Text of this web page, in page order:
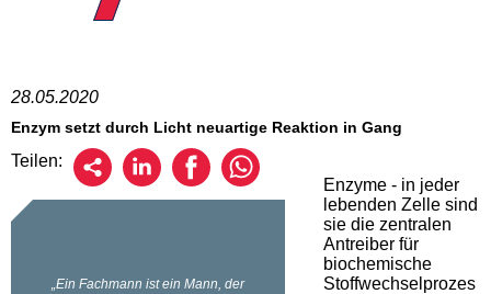
☰ 2020
28.05.2020
Enzym setzt durch Licht neuartige Reaktion in Gang
Teilen:
Enzyme - in jeder
lebenden Zelle sind
sie die zentralen
Antreiber für
biochemische
Stoffwechselprozes